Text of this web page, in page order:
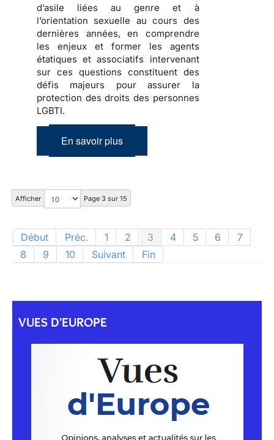
d’asile liées au genre et à
l’orientation sexuelle au cours des
dernières années, en comprendre
les enjeux et former les agents
étatiques et associatifs intervenant
sur ces questions constituent des
défis majeurs pour assurer la
protection des droits des personnes
LGBTI.
En savoir plus
Afficher Page 3 sur 15
Début Préc. 1 2 3 4 5 6
7
8
9 10 Suivant Fin
VUES D'EUROPE